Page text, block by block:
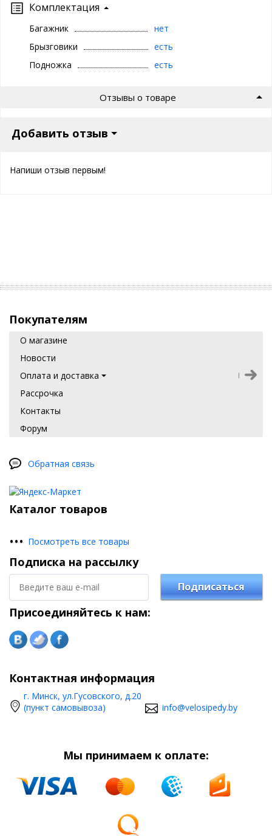
Комплектация
Багажник
нет
Брызговики
есть
Подножка
есть
Отзывы о товаре
Добавить отзыв
Напиши отзыв первым!
Покупателям
О магазине
Новости
Оплата и доставка
Рассрочка
Контакты
Форум
Обратная связь
Каталог товаров
••• Посмотреть все товары
Подписка на рассылку
Подписаться
Присоединяйтесь к нам:
Контактная информация
г. Минск, ул.Гусовского, д.20
(пункт самовывоза)
info@velosipedy.by
Мы принимаем к оплате: